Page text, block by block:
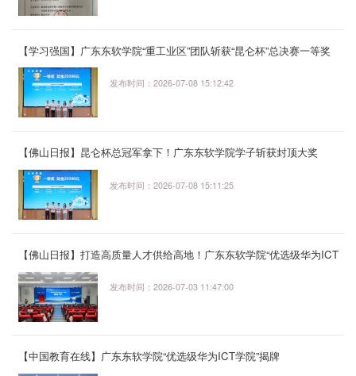
【学习强国】广东东软学院“重工业区”团队斩获“昆仑杯”总决赛一等奖
发布时间：2026-07-08 15:12:42
【佛山日报】昆仑杯总冠军拿下！广东东软学院学子斩获封顶大奖
发布时间：2026-07-08 15:11:25
【佛山日报】打造高质量人才供给高地！广东东软学院“优选级华为ICT
发布时间：2026-07-03 11:47:00
【中国教育在线】广东东软学院“优选级华为ICT学院”揭牌